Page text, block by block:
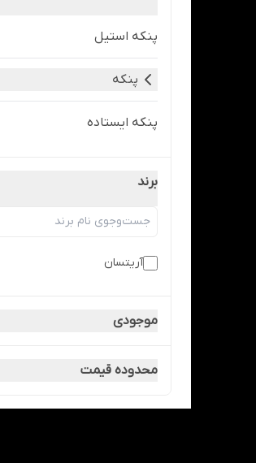
پنکه استیل
پنکه
پنکه ایستاده
برند
آریتسان
موجودی
محدوده قیمت